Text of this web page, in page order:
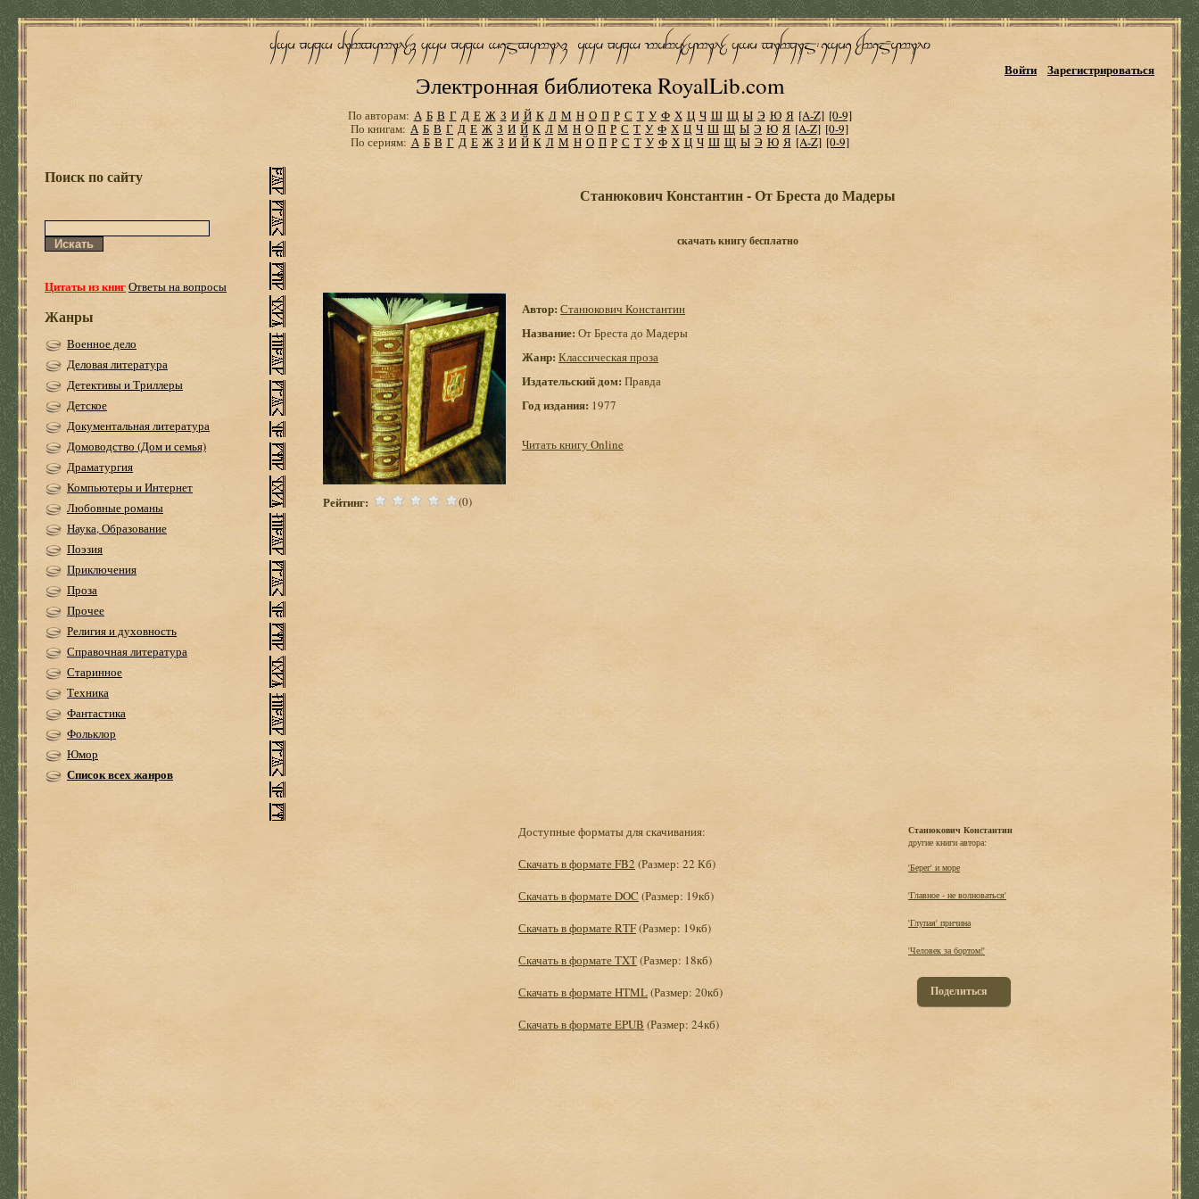
Электронная библиотека RoyalLib.com
Войти Зарегистрироваться
По авторам: А Б В Г Д Е Ж З И Й К Л М Н О П Р С Т У Ф Х Ц Ч Ш Щ Ы Э Ю Я [A-Z] [0-9]
По книгам: А Б В Г Д Е Ж З И Й К Л М Н О П Р С Т У Ф Х Ц Ч Ш Щ Ы Э Ю Я [A-Z] [0-9]
По сериям: А Б В Г Д Е Ж З И Й К Л М Н О П Р С Т У Ф Х Ц Ч Ш Щ Ы Э Ю Я [A-Z] [0-9]
Поиск по сайту
Цитаты из книгОтветы на вопросы
Жанры
Военное дело
Деловая литература
Детективы и Триллеры
Детское
Документальная литература
Домоводство (Дом и семья)
Драматургия
Компьютеры и Интернет
Любовные романы
Наука, Образование
Поэзия
Приключения
Проза
Прочее
Религия и духовность
Справочная литература
Старинное
Техника
Фантастика
Фольклор
Юмор
Список всех жанров
Станюкович Константин - От Бреста до Мадеры
скачать книгу бесплатно
Рейтинг: (0)
Автор: Станюкович Константин
Название: От Бреста до Мадеры
Жанр: Классическая проза
Издательский дом: Правда
Год издания: 1977
Читать книгу Online
Доступные форматы для скачивания:
Скачать в формате FB2 (Размер: 22 Кб)
Скачать в формате DOC (Размер: 19кб)
Скачать в формате RTF(Размер: 19кб)
Скачать в формате TXT(Размер: 18кб)
Скачать в формате HTML(Размер: 20кб)
Скачать в формате EPUB (Размер: 24кб)
Станюкович Константин
другие книги автора:
'Берег' и море
'Главное - не волноваться'
'Глупая' причина
'Человек за бортом!'
Поделиться